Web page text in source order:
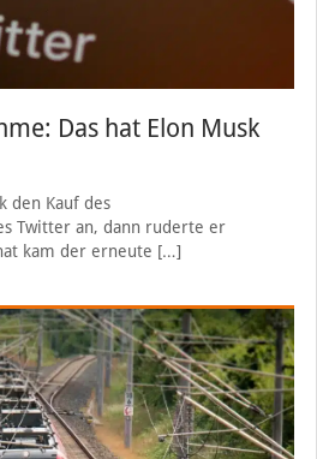
Das hat Elon Musk
den Kauf des
Twitter an, dann ruderte er
kam der erneute […]